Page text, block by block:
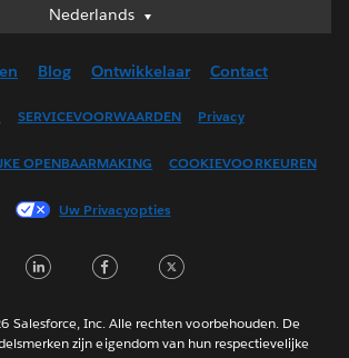
Nederlands
Nederlands
English (UK)
Français (Canada)
Français (France)
日本語
Português
Blog Ontwikkelaar Contact
SERVICEVOORWAARDEN Privacy
OPENBAARMAKING COOKIEVOORKEUREN
Uw Privacyopties
LinkedInFacebook
Salesforce, Inc. Alle rechten voorbehouden. De
zijn eigendom van hun respectievelijke